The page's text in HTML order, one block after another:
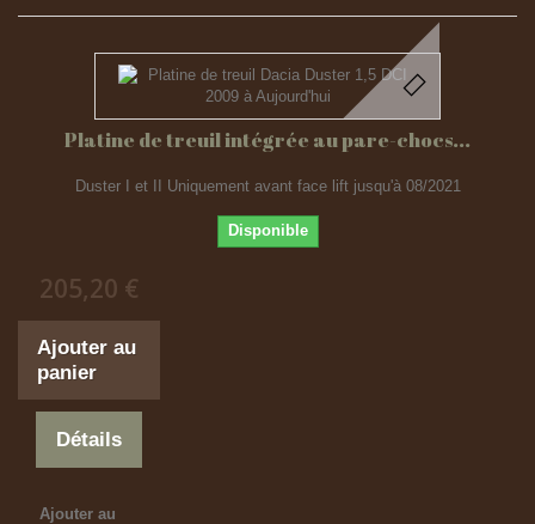
Platine de treuil intégrée au pare-chocs...
Duster I et II Uniquement avant face lift jusqu'à 08/2021
Disponible
205,20 €
Ajouter au
panier
Détails
Ajouter au